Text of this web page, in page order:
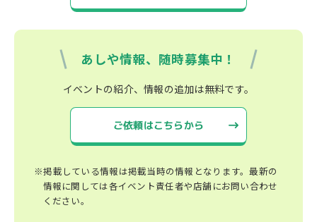
あしや情報、随時募集中！
イベントの紹介、情報の追加は無料です。
ご依頼はこちらから
※掲載している情報は掲載当時の情報となります。最新の
情報に関しては各イベント責任者や店舗にお問い合わせ
ください。